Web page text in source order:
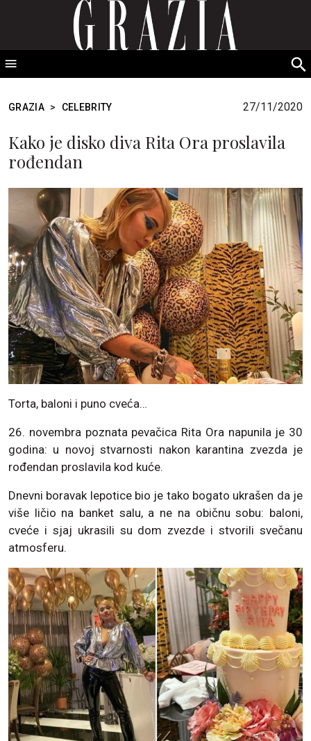
GRAZIA Srbija
GRAZIA > CELEBRITY 27/11/2020
Kako je disko diva Rita Ora proslavila
rođendan
Torta, baloni i puno cveća…
26. novembra poznata pevačica Rita Ora napunila je 30
godina: u novoj stvarnosti nakon karantina zvezda je
rođendan proslavila kod kuće.
Dnevni boravak lepotice bio je tako bogato ukrašen da je
više ličio na banket salu, a ne na običnu sobu: baloni,
cveće i sjaj ukrasili su dom zvezde i stvorili svečanu
atmosferu.